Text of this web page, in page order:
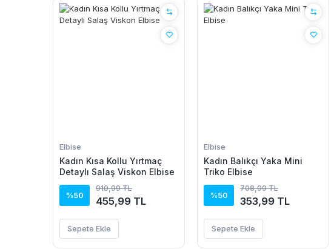
Elbise
Kadın Kısa Kollu Yırtmaç
Detaylı Salaş Viskon Elbise
%50
910,99 TL
455,99 TL
Sepete Ekle
Elbise
Kadın Balıkçı Yaka Mini
Triko Elbise
%50
708,99 TL
353,99 TL
Sepete Ekle